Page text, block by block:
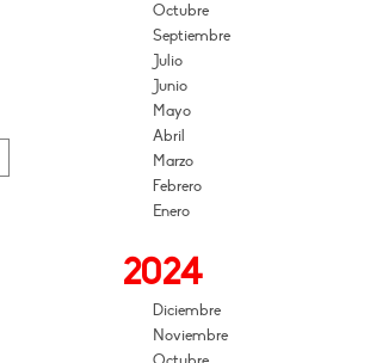
Octubre
Septiembre
Julio
Junio
Mayo
Abril
Marzo
Febrero
Enero
2024
Diciembre
Noviembre